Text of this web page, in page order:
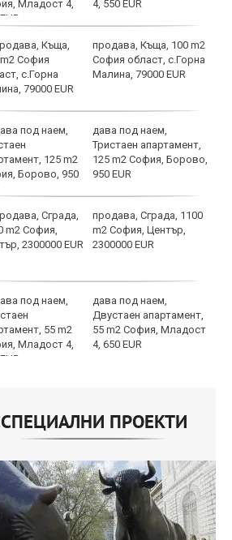
4, 550 EUR
продава, Къща, 100 m2
София област, с.Горна
Малина, 79000 EUR
дава под наем,
Тристаен апартамент,
125 m2 София, Борово,
950 EUR
продава, Сграда, 1100
m2 София, Център,
2300000 EUR
дава под наем,
Двустаен апартамент,
55 m2 София, Младост
4, 650 EUR
СПЕЦИАЛНИ ПРОЕКТИ